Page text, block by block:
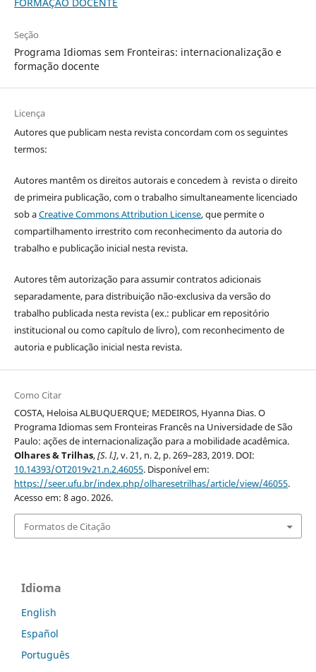
Seção
Programa Idiomas sem Fronteiras: internacionalização e
formação docente
Licença
Autores que publicam nesta revista concordam com os seguintes
termos:
Autores mantêm os direitos autorais e concedem à revista o direito
de primeira publicação, com o trabalho simultaneamente licenciado
sob aCreative Commons Attribution License, que permite o
compartilhamento irrestrito com reconhecimento da autoria do
trabalho e publicação inicial nesta revista.
Autores têm autorização para assumir contratos adicionais
separadamente, para distribuição não-exclusiva da versão do
trabalho publicada nesta revista (ex.: publicar em repositório
institucional ou como capítulo de livro), com reconhecimento de
autoria e publicação inicial nesta revista.
Como Citar
COSTA, Heloisa ALBUQUERQUE; MEDEIROS, Hyanna Dias. O
Programa Idiomas sem Fronteiras Francês na Universidade de São
Paulo: ações de internacionalização para a mobilidade acadêmica.
Olhares & Trilhas,[S. l.], v. 21, n. 2, p. 269–283, 2019. DOI:
10.14393/OT2019v21.n.2.46055. Disponível em:
https://seer.ufu.br/index.php/olharesetrilhas/article/view/46055.
Acesso em: 8 ago. 2026.
Formatos de Citação
Idioma
English
Español
Português